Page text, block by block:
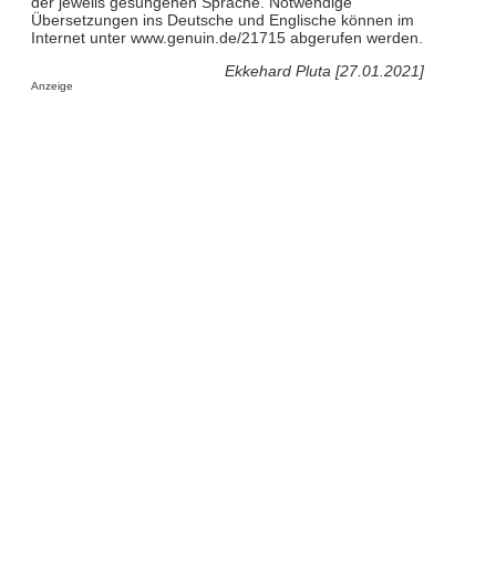
Übersetzungen ins Deutsche und Englische können im
Internet unter www.genuin.de/21715 abgerufen werden.
Ekkehard Pluta [27.01.2021]
Anzeige